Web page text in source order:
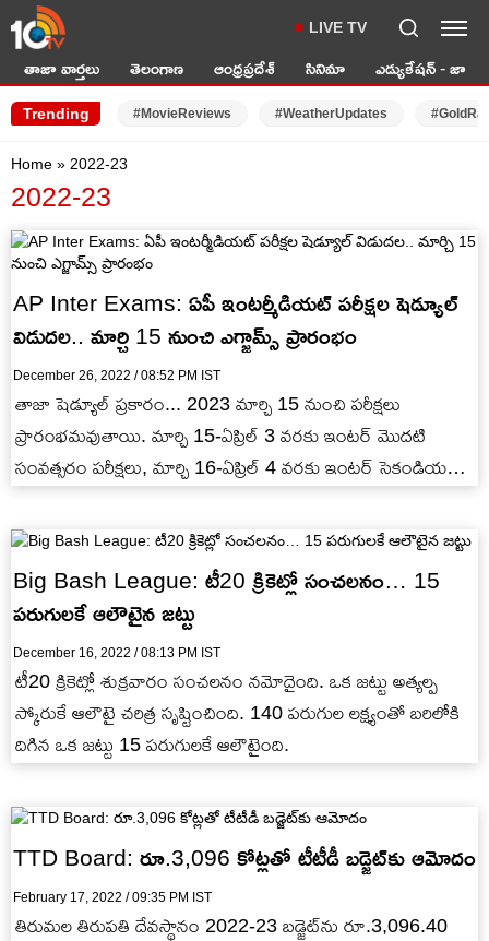
LIVE TV
తాజా వార్తలు తెలంగాణ ఆంధ్రప్రదేశ్ సినిమా ఎడ్యుకేషన్ - జాబ్స్
Trending #MovieReviews #WeatherUpdates
Home » 2022-23
2022-23
AP Inter Exams: ఏపీ ఇంటర్మీడియట్ పరీక్షల షెడ్యూల్
విడుదల.. మార్చి 15 నుంచి ఎగ్జామ్స్ ప్రారంభం
December 26, 2022 / 08:52 PM IST
తాజా షెడ్యూల్ ప్రకారం... 2023 మార్చి 15 నుంచి పరీక్షలు
ప్రారంభమవుతాయి. మార్చి 15-ఏప్రిల్ 3 వరకు ఇంటర్ మొదటి
సంవత్సరం పరీక్షలు, మార్చి 16-ఏప్రిల్ 4 వరకు ఇంటర్ సెకండియర్
Big Bash League: టీ20 క్రికెట్లో సంచలనం… 15
పరుగులకే ఆలౌటైన జట్టు
December 16, 2022 / 08:13 PM IST
టీ20 క్రికెట్లో శుక్రవారం సంచలనం నమోదైంది. ఒక జట్టు అత్యల్ప
స్కోరుకే ఆలౌటై చరిత్ర సృష్టించింది. 140 పరుగుల లక్ష్యంతో బరిలోకి
దిగిన ఒక జట్టు 15 పరుగులకే ఆలౌటైంది.
TTD Board: రూ.3,096 కోట్లతో టీటీడీ బడ్జెట్‌కు ఆమోదం
February 17, 2022 / 09:35 PM IST
తిరుమల తిరుపతి దేవస్థానం 2022-23 బడ్జెట్‌ను రూ.3,096.40